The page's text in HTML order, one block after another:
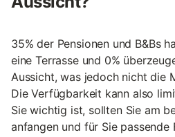
35% der Pensionen und B&Bs
eine Terrasse und 0%
Aussicht, was jedoch nicht die
Die Verfügbarkeit kann also
Sie wichtig ist, sollten Sie am
anfangen und für Sie passende